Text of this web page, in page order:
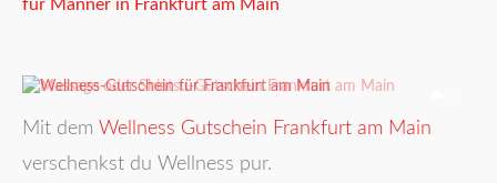
für Männer in Frankfurt am Main
Mit dem Wellness Gutschein Frankfurt am Main
verschenkst du Wellness pur.